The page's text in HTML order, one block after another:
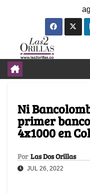
Ni
primer
4x1000 en
Por Las Dos Orillas
JUL 26, 2022